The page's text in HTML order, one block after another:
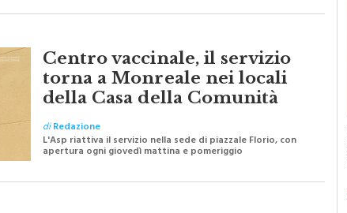
Centro vaccinale, il servizio
torna a Monreale nei locali
della Casa della Comunità
diRedazione
L'Asp riattiva il servizio nella sede di piazzale Florio, con
apertura ogni giovedì mattina e pomeriggio